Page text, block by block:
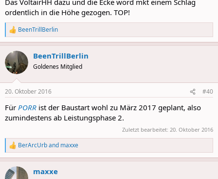
ordentlich in die Höhe gezogen. TOP!
R
e
a
c
t
i
s
BeenTrillBerlin
BeenTrillBerlin
Goldenes Mitglied
20. Oktober 2016 #40
Für PORR ist der Baustart wohl zu März 2017 geplant, also
zumindestens ab Leistungsphase 2.
Zuletzt bearbeitet: 20. Oktober 2016
R
e
a
c
BerArcUrband maxxe
maxxe